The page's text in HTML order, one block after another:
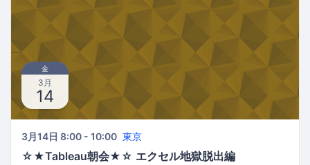
金
3月
14
3月14日 8:00 - 10:00 東京
☆★Tableau朝会★☆ エクセル地獄脱出編